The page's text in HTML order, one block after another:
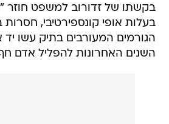
בקשתו של זדורוב למשפט חוזר
בעלות אופי קונספירטיבי, חסרות
השנים האחרונות להפליל אדם